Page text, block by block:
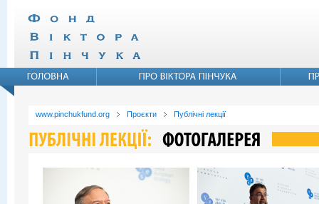
www.pinchukfund.org Проєкти Публічні лекції